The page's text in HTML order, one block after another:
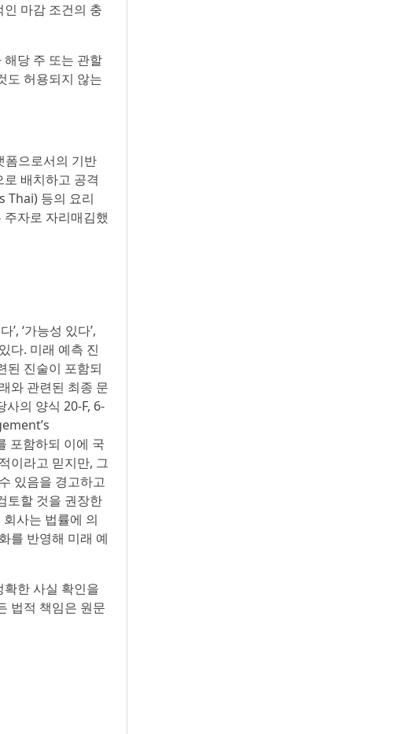
마감 조건의 충
당 주 또는 관할
도 허용되지 않는
폼으로서의 기반
배치하고 공격
Thai) 등의 요리
자로 자리매김했
’, ‘가능성 있다’,
다. 미래 예측 진
된 진술이 포함되
와 관련된 최종 문
사의 양식 20-F, 6-
포함하되 이에 국
이라고 믿지만, 그
있음을 경고하고
토할 것을 권장한
사는 법률에 의
를 반영해 미래 예
한 사실 확인을
법적 책임은 원문